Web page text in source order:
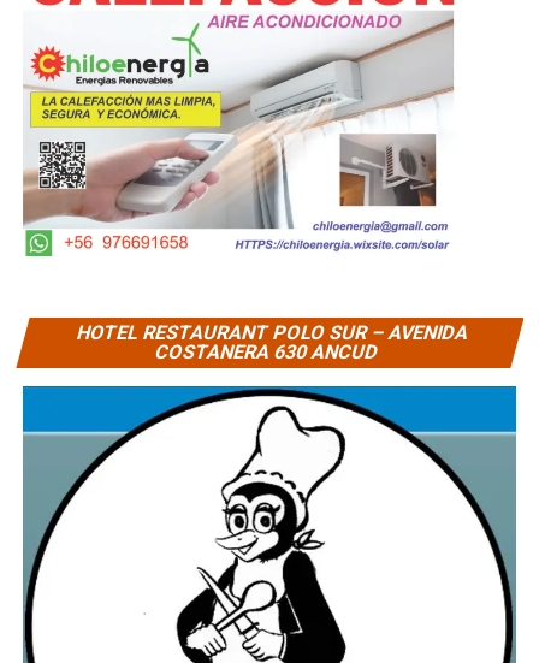
HOTEL RESTAURANT POLO SUR – AVENIDA
COSTANERA 630 ANCUD